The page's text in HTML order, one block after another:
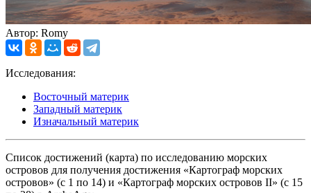
Автор: Romy
Исследования:
Восточный материк
Западный материк
Изначальный материк
Список достижений (карта) по исследованию морских
островов для получения достижения «Картограф морских
островов» (с 1 по 14) и «Картограф морских островов II» (с 15